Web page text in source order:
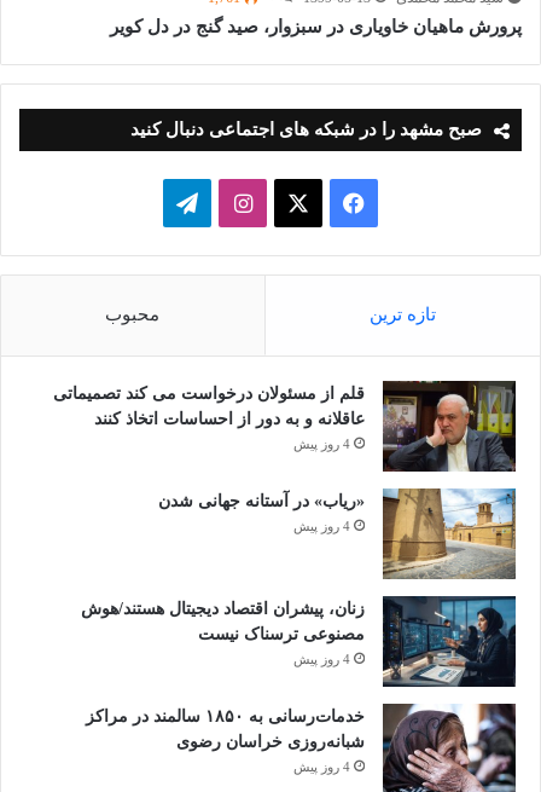
پرورش ماهیان خاویاری در سبزوار، صید گنج در دل کویر
صبح مشهد را در شبکه های اجتماعی دنبال کنید
فیسبوک ایکساینستاگرامتلگرام
تازه ترین محبوب
قلم از مسئولان درخواست می کند تصمیماتی
عاقلانه و به دور از احساسات اتخاذ کنند
4 روز پیش
«ریاب» در آستانه جهانی شدن
4 روز پیش
زنان، پیشران اقتصاد دیجیتال هستند/هوش
مصنوعی ترسناک نیست
4 روز پیش
خدمات‌رسانی به ۱۸۵۰ سالمند در مراکز
شبانه‌روزی خراسان رضوی
4 روز پیش